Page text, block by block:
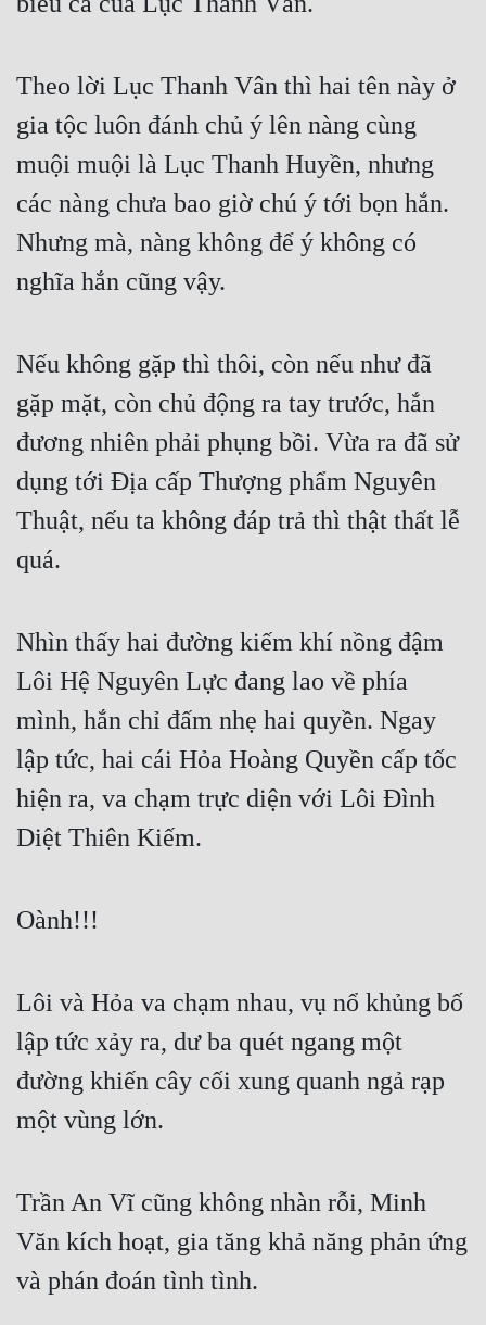
Theo lời Lục Thanh Vân thì hai tên này ở
gia tộc luôn đánh chủ ý lên nàng cùng
muội muội là Lục Thanh Huyền, nhưng
các nàng chưa bao giờ chú ý tới bọn hắn.
Nhưng mà, nàng không để ý không có
nghĩa hắn cũng vậy.
Nếu không gặp thì thôi, còn nếu như đã
gặp mặt, còn chủ động ra tay trước, hắn
đương nhiên phải phụng bồi. Vừa ra đã sử
dụng tới Địa cấp Thượng phẩm Nguyên
Thuật, nếu ta không đáp trả thì thật thất lễ
quá.
Nhìn thấy hai đường kiếm khí nồng đậm
Lôi Hệ Nguyên Lực đang lao về phía
mình, hắn chỉ đấm nhẹ hai quyền. Ngay
lập tức, hai cái Hỏa Hoàng Quyền cấp tốc
hiện ra, va chạm trực diện với Lôi Đình
Diệt Thiên Kiếm.
Oành!!!
Lôi và Hỏa va chạm nhau, vụ nổ khủng bố
lập tức xảy ra, dư ba quét ngang một
đường khiến cây cối xung quanh ngả rạp
một vùng lớn.
Trần An Vĩ cũng không nhàn rỗi, Minh
Văn kích hoạt, gia tăng khả năng phản ứng
và phán đoán tình tình.